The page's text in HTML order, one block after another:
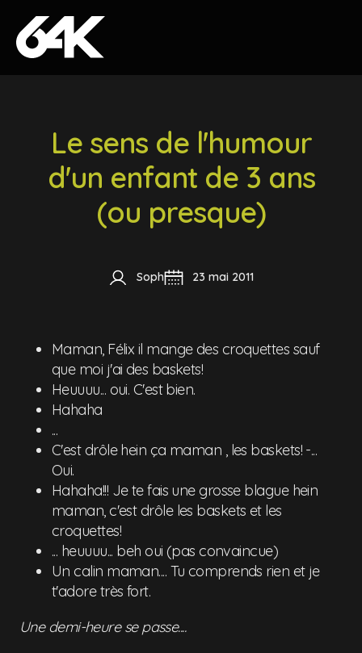
Skip to content
Le sens de l'humour
d'un enfant de 3 ans
(ou presque)
Soph 23 mai 2011
Maman, Félix il mange des croquettes sauf
que moi j'ai des baskets!
Heuuuu... oui. C'est bien.
Hahaha
...
C'est drôle hein ça maman , les baskets! -...
Oui.
Hahaha!!! Je te fais une grosse blague hein
maman, c'est drôle les baskets et les
croquettes!
... heuuuu... beh oui (pas convaincue)
Un calin maman.... Tu comprends rien et je
t'adore très fort.
Une demi-heure se passe....